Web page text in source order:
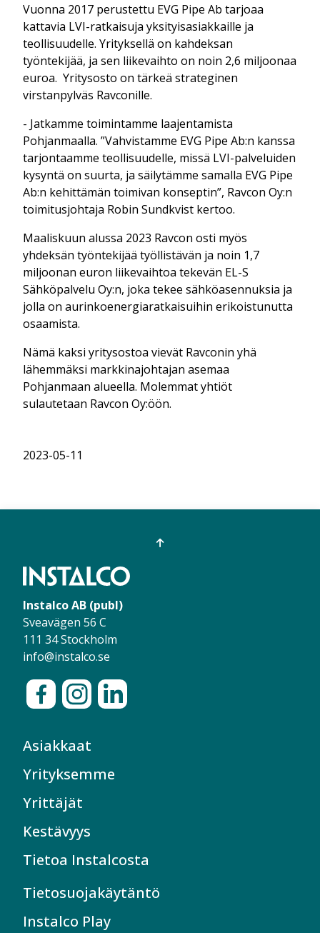
Vuonna 2017 perustettu EVG Pipe Ab tarjoaa
kattavia LVI-ratkaisuja yksityisasiakkaille ja
teollisuudelle. Yrityksellä on kahdeksan
työntekijää, ja sen liikevaihto on noin 2,6 miljoonaa
euroa. Yritysosto on tärkeä strateginen
virstanpylväs Ravconille.
- Jatkamme toimintamme laajentamista
Pohjanmaalla. ”Vahvistamme EVG Pipe Ab:n kanssa
tarjontaamme teollisuudelle, missä LVI-palveluiden
kysyntä on suurta, ja säilytämme samalla EVG Pipe
Ab:n kehittämän toimivan konseptin”, Ravcon Oy:n
toimitusjohtaja Robin Sundkvist kertoo.
Maaliskuun alussa 2023 Ravcon osti myös
yhdeksän työntekijää työllistävän ja noin 1,7
miljoonan euron liikevaihtoa tekevän EL-S
Sähköpalvelu Oy:n, joka tekee sähköasennuksia ja
jolla on aurinkoenergiaratkaisuihin erikoistunutta
osaamista.
Nämä kaksi yritysostoa vievät Ravconin yhä
lähemmäksi markkinajohtajan asemaa
Pohjanmaan alueella. Molemmat yhtiöt
sulautetaan Ravcon Oy:öön.
2023-05-11
Instalco AB (publ)
Sveavägen 56 C
111 34 Stockholm
info@instalco.se
Asiakkaat
Yrityksemme
Yrittäjät
Kestävyys
Tietoa Instalcosta
Tietosuojakäytäntö
Instalco Play